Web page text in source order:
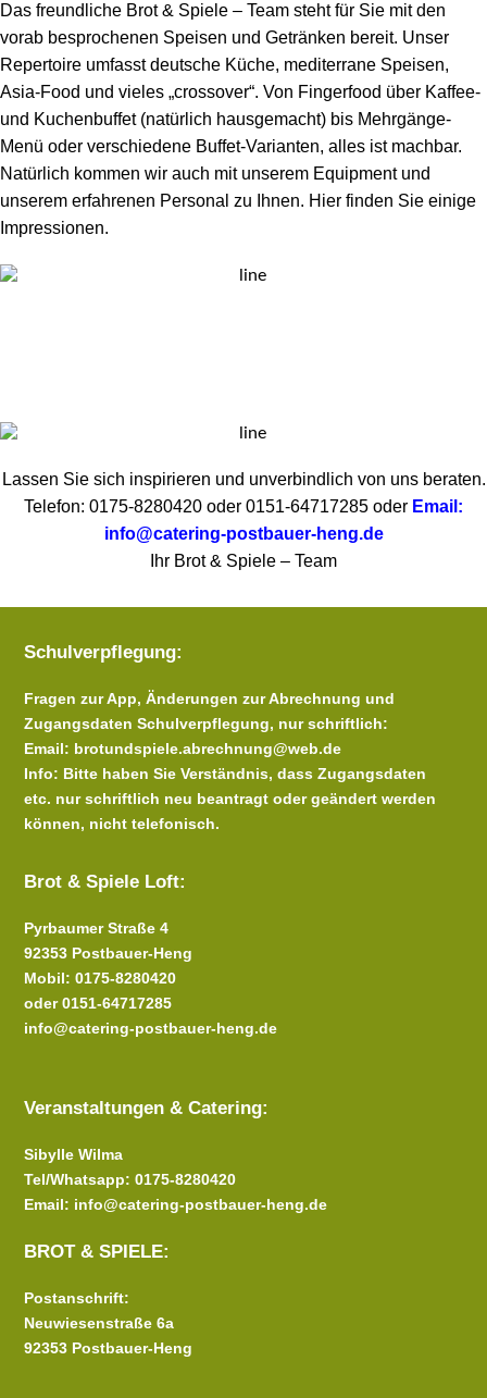
Das freundliche Brot & Spiele – Team steht für Sie mit den
vorab besprochenen Speisen und Geträn­ken bereit. Unser
Reper­toire umfasst deutsche Küche, medi­terrane Speisen,
Asia-Food und vieles „crossover“. Von Finger­food über Kaffee-
und Kuchenbuffet (natürlich hausgemacht) bis Mehrgänge-
Menü oder ver­schie­dene Buffet-Vari­anten, alles ist machbar.
Natürlich kommen wir auch mit unserem Equipment und
unserem erfahrenen Personal zu Ihnen. Hier finden Sie einige
Impressionen.
Lassen Sie sich inspirieren und unverbindlich von uns beraten.
Telefon: 0175-8280420 oder 0151-64717285 oder Email:
info@catering-postbauer-heng.de
Ihr Brot & Spiele – Team
Schulverpflegung:
Fragen zur App, Änderungen zur Abrechnung und
Zugangsdaten Schulverpflegung, nur schriftlich:
Email: brotundspiele.abrechnung@web.de
Info: Bitte haben Sie Verständnis, dass Zugangsdaten
etc. nur schriftlich neu beantragt oder geändert werden
können, nicht telefonisch.
Brot & Spiele Loft:
Pyrbaumer Straße 4
92353 Postbauer-Heng
Mobil: 0175-8280420
oder 0151-64717285
info@catering-postbauer-heng.de
Veranstaltungen & Catering:
Sibylle Wilma
Tel/Whatsapp: 0175-8280420
Email: info@catering-postbauer-heng.de
BROT & SPIELE:
Postanschrift:
Neuwiesenstraße 6a
92353 Postbauer-Heng